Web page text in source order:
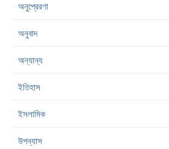
অনুপ্রেরণা
অনুবাদ
অন্যান্য
ইতিহাস
ইসলামিক
উপন্যাস